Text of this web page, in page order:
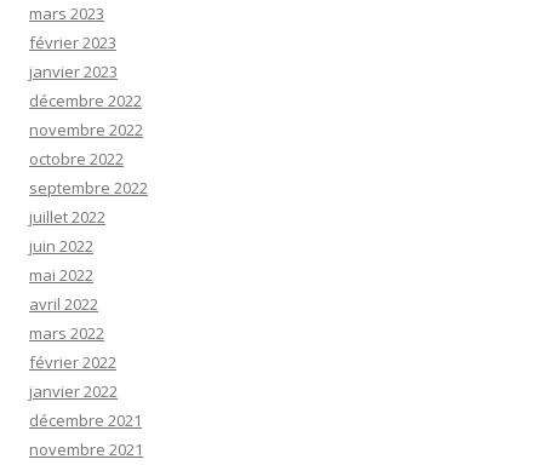
mars 2023
février 2023
janvier 2023
décembre 2022
novembre 2022
octobre 2022
septembre 2022
juillet 2022
juin 2022
mai 2022
avril 2022
mars 2022
février 2022
janvier 2022
décembre 2021
novembre 2021